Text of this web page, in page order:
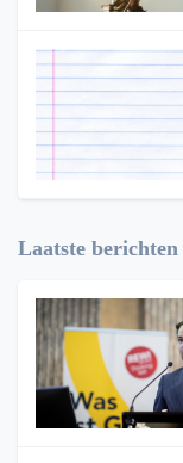
Laatste berichten